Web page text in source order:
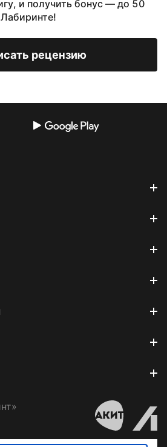
и получить бонус — до 50
рецензию